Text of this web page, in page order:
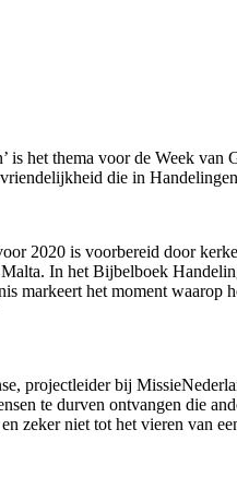
is het thema voor de Week van
die in
2020 is voorbereid door
In het Bijbelboek
markeert het moment
projectleider bij
te durven ontvangen die
zeker niet tot het vieren van